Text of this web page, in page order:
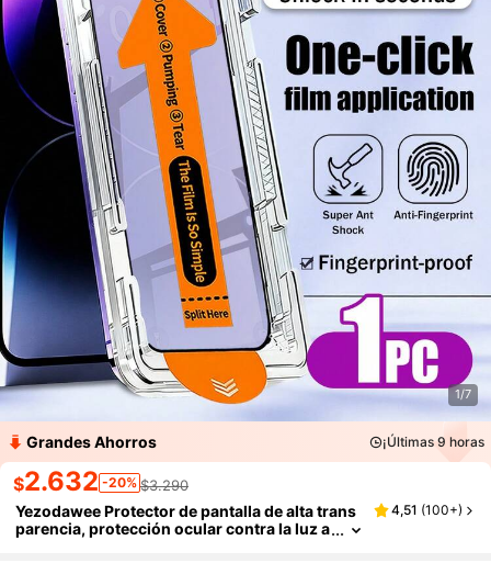
1/7
Grandes Ahorros ¡Últimas 9 horas
$2.632 -20% $3.290
Yezodawee Protector de pantalla de alta trans
parencia, protección ocular contra la luz a
4,51 (100+)